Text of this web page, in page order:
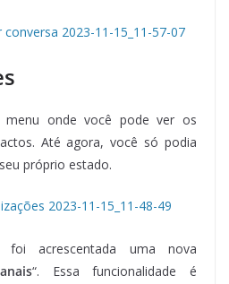
onde você pode ver os
Até agora, você só podia
próprio estado.
acrescentada uma nova
“. Essa funcionalidade é